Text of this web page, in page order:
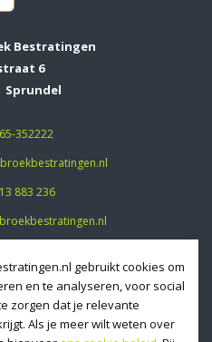
Bestratingen
6
Sprundel
352222
883 236
8.00
8.00 - 17.00
gebruikt cookies om
en te analyseren, voor social
zorgen dat je relevante
Als je meer wilt weten over